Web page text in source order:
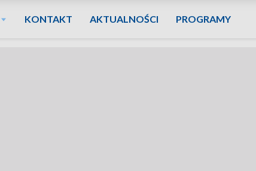
KONTAKT AKTUALNOŚCI PROGRAMY